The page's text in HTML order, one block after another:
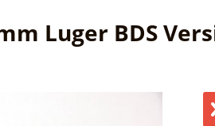
Luger BDS